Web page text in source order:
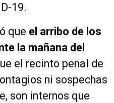
19.
que e arribo de los
la mañana del
el recinto penal de
ni sospechas
son internos que